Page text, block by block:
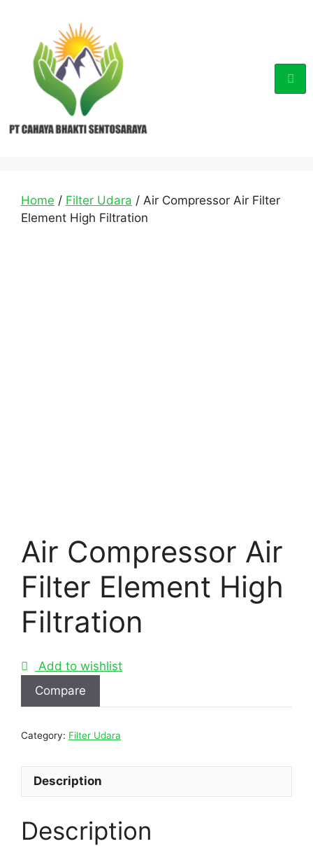
Home / Filter Udara / Air Compressor Air Filter
Element High Filtration
Air Compressor Air
Filter Element High
Filtration
Add to wishlist
Compare
Category: Filter Udara
Description
Description